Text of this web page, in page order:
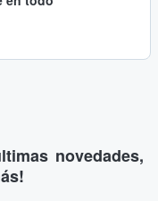
novedades,